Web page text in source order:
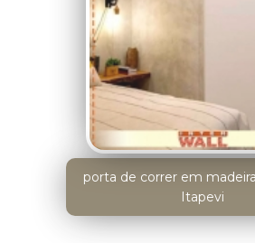
porta de correr em
Itapevi